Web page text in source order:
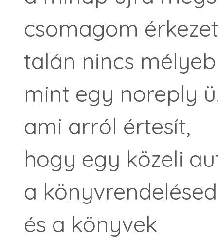
csomagom
talán nincs
mint egy noreply
ami arról értesít,
hogy egy közeli
a
és a könyvek